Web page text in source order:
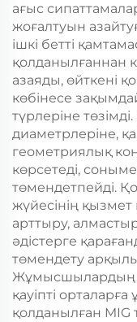
ағыс
жоғалтуын
ішкі бетті
қолданылғаннан
азаяды, өйткені
көбінесе
түрлеріне
диаметрлеріне,
геометриялық
көрсетеді,
төмендетпейді.
жүйесінің қызмет
арттыру,
әдістерге
төмендету
Жұмысшылардың
қауіпті
қолданылған MIG